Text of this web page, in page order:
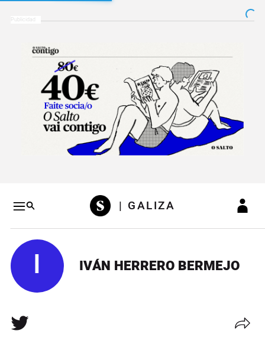
Salto a contenidoSalto a navegación
| GALIZA
I IVÁN HERRERO BERMEJO